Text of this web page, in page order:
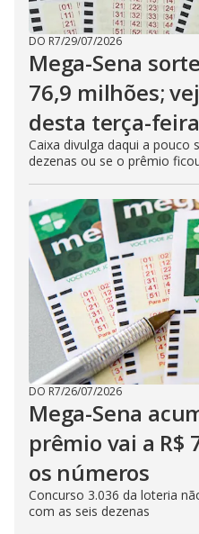
DO R7/29/07/2026
Mega-Sena
76,9 milhões;
desta terça-feira
Caixa divulga daqui a pouco
dezenas ou se o prêmio
DO R7/26/07/2026
Mega-Sena
prêmio vai a R$
os números
Concurso 3.036 da loteria
com as seis dezenas